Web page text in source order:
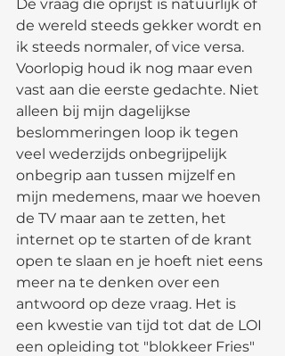
De vraag die oprijst is natuurlijk of
de wereld steeds gekker wordt en
ik steeds normaler, of vice versa.
Voorlopig houd ik nog maar even
vast aan die eerste gedachte. Niet
alleen bij mijn dagelijkse
beslommeringen loop ik tegen
veel wederzijds onbegrijpelijk
onbegrip aan tussen mijzelf en
mijn medemens, maar we hoeven
de TV maar aan te zetten, het
internet op te starten of de krant
open te slaan en je hoeft niet eens
meer na te denken over een
antwoord op deze vraag. Het is
een kwestie van tijd tot dat de LOI
een opleiding tot "blokkeer Fries"